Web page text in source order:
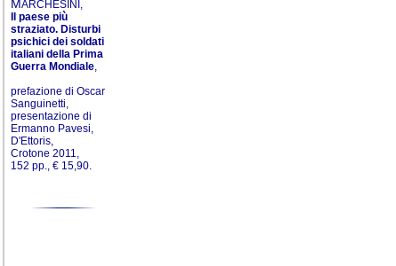
MARCHESINI,
Il paese più
straziato. Disturbi
psichici dei soldati
italiani della Prima
Guerra Mondiale,
prefazione di Oscar
Sanguinetti,
presentazione di
Ermanno Pavesi,
D'Ettoris,
Crotone 2011,
152 pp., € 15,90.